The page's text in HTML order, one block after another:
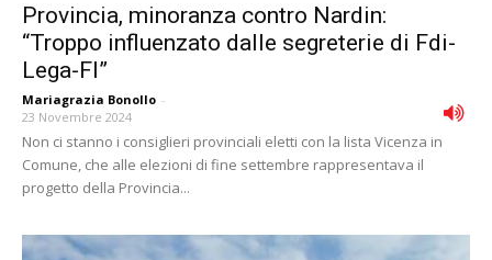
Provincia, minoranza contro Nardin:
“Troppo influenzato dalle segreterie di Fdi-
Lega-FI”
Mariagrazia Bonollo -
23 Novembre 2024
Non ci stanno i consiglieri provinciali eletti con la lista Vicenza in
Comune, che alle elezioni di fine settembre rappresentava il
progetto della Provincia...